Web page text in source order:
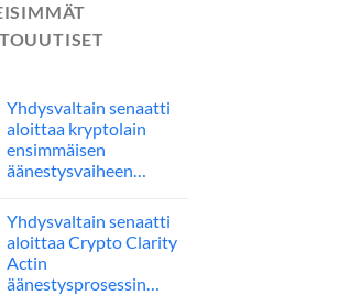
Yhdysvaltain senaatti
aloittaa kryptolain
ensimmäisen
äänestysvaiheen…
Yhdysvaltain senaatti
aloittaa Crypto Clarity
Actin
äänestysprosessin…